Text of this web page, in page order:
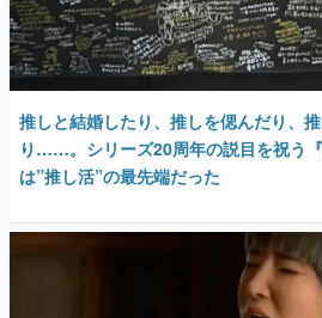
推しと結婚したり、推しを偲んだり、
り……。シリーズ20周年の説目を祝う
は”推し活”の最先端だった